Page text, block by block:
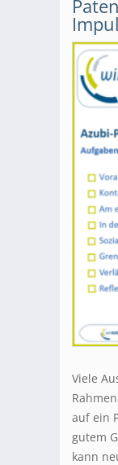
Viele
auf ein
gutem
kann